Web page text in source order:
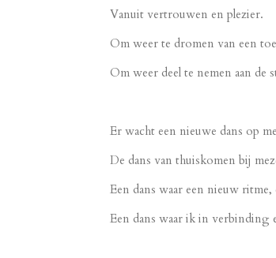
Vanuit vertrouwen en plezier.
Om weer te dromen van een
Om weer deel te nemen aan de
Er wacht een nieuwe dans op
De dans van thuiskomen bij
Een dans waar een nieuw
Een dans waar ik in